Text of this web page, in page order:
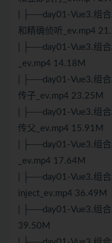
| ├──day01-Vue3.组
和精确侦听_ev.mp4
| ├──day01-Vue3.组
_ev.mp4 14.18M
| ├──day01-Vue3.组
传子_ev.mp4 23.25M
| ├──day01-Vue3.组
传父_ev.mp4 15.91M
| ├──day01-Vue3.组
_ev.mp4 17.64M
| ├──day01-Vue3.组
inject_ev.mp4 36.49M
| ├──day01-Vue3.组
39.50M